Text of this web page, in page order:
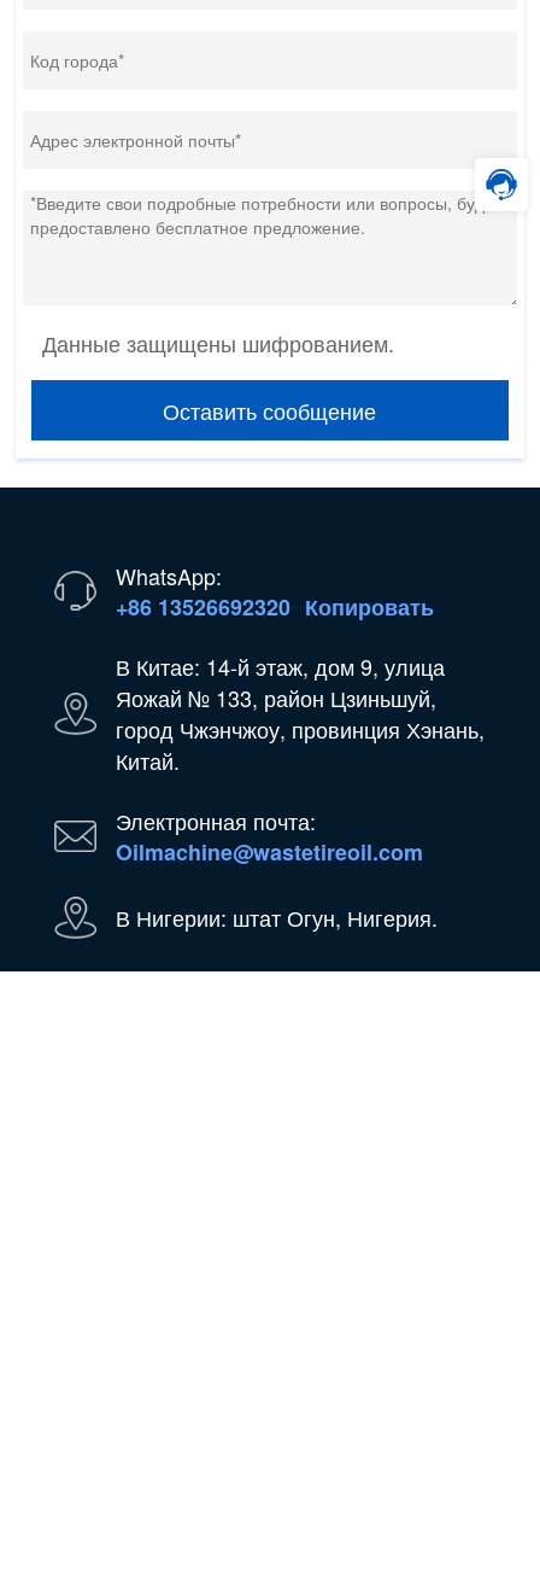
Данные защищены шифрованием.
Оставить сообщение
WhatsApp:
+86 13526692320 Копировать
В Китае: 14-й этаж, дом 9, улица
Яожай № 133, район Цзиньшуй,
город Чжэнчжоу, провинция Хэнань,
Китай.
Электронная почта:
Oilmachine@wastetireoil.com
В Нигерии: штат Огун, Нигерия.